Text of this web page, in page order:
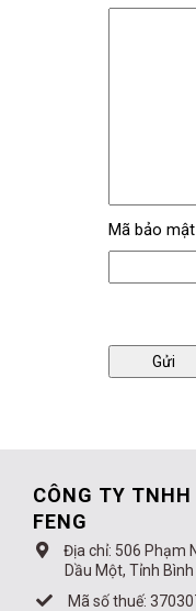
Mã bảo
CÔNG TY TNHH
FENG
Địa chỉ: 506 Phạm
Dầu Một, Tỉnh
Mã số thuế: